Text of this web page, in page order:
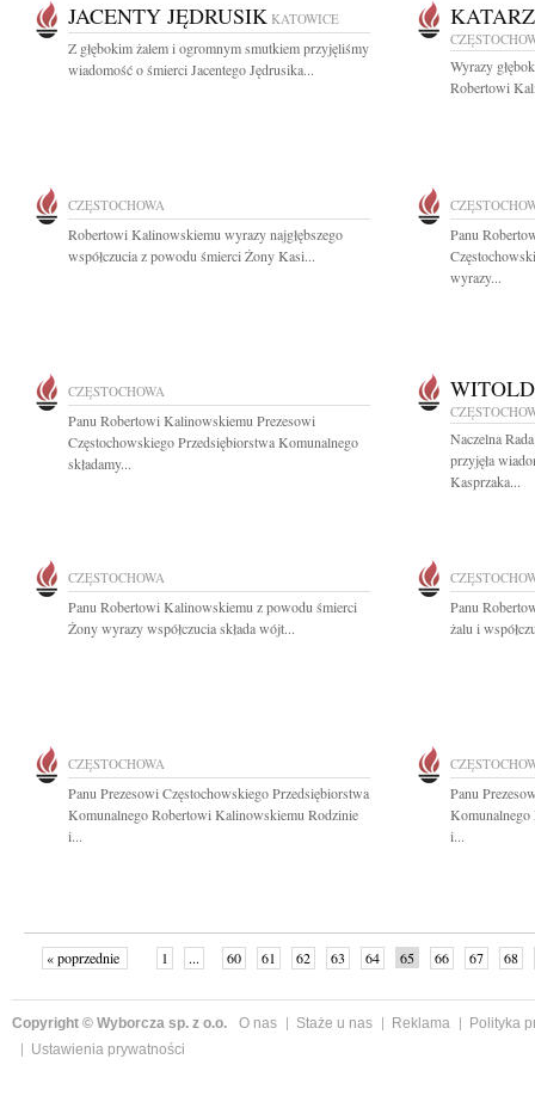
JACENTY JĘDRUSIK KATOWICE
Z głębokim żalem i ogromnym smutkiem przyjęliśmy
wiadomość o śmierci Jacentego Jędrusika...
Wyrazy
Robertowi
CZĘSTOCHOWA
Robertowi Kalinowskiemu wyrazy najgłębszego
współczucia z powodu śmierci Żony Kasi...
Panu
wyrazy...
CZĘSTOCHOWA
Panu Robertowi Kalinowskiemu Prezesowi
Częstochowskiego Przedsiębiorstwa Komunalnego
składamy...
Naczelna
przyjęła
Kasprzaka...
CZĘSTOCHOWA
Panu Robertowi Kalinowskiemu z powodu śmierci
Żony wyrazy współczucia składa wójt...
Panu
żalu i
CZĘSTOCHOWA
Panu Prezesowi Częstochowskiego Przedsiębiorstwa
Komunalnego Robertowi Kalinowskiemu Rodzinie
i...
Panu
i...
« poprzednie 1 ... 60 61 62 63 64 65 66 67
68
Copyright © Wyborcza sp. z o.o. O nas Staże u nas Reklama
Polityka
Ustawienia prywatności